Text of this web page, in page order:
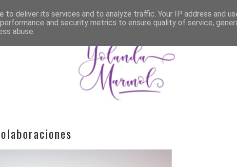
SOY MIS LIBROS RECURSOS GRATUITOS BLOG
to deliver its services and to analyze traffic. Your IP address and
and security metrics to ensure quality of service,
abuse.